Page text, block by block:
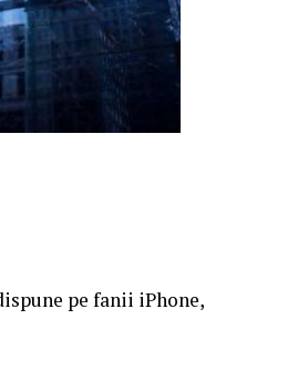
pe fanii iPhone,